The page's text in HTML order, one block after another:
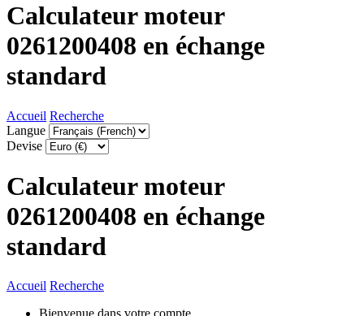
Calculateur moteur
0261200408 en échange
standard
Accueil Recherche
Langue
Devise
Calculateur moteur
0261200408 en échange
standard
Accueil Recherche